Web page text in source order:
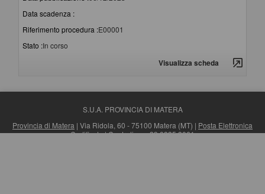
Data scadenza :
Riferimento procedura :E00001
Stato :In corso
Visualizza scheda
S.U.A. PROVINCIA DI MATERA
Provincia di Matera | Via Ridola, 60 - 75100 Matera (MT) | Posta Elettronica
Certificata| Centralino: +39 0835 3061